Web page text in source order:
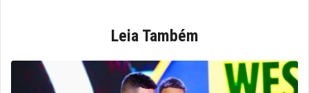
Leia Também